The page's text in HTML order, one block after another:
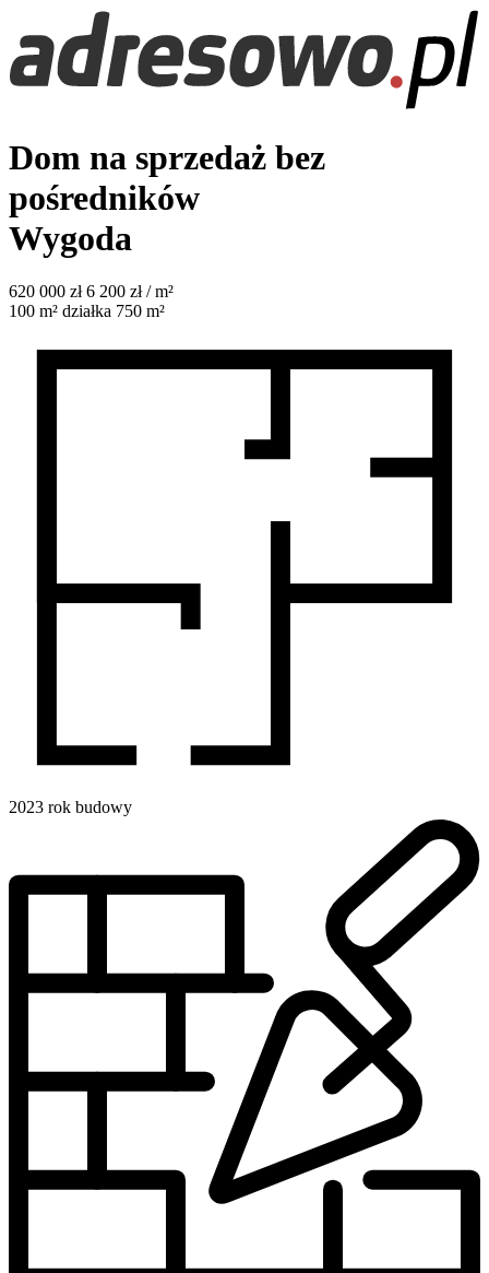
Dom na sprzedaż bez
pośredników
Wygoda
620 000 zł 6 200 zł / m²
100 m² działka 750 m²
2023 rok budowy